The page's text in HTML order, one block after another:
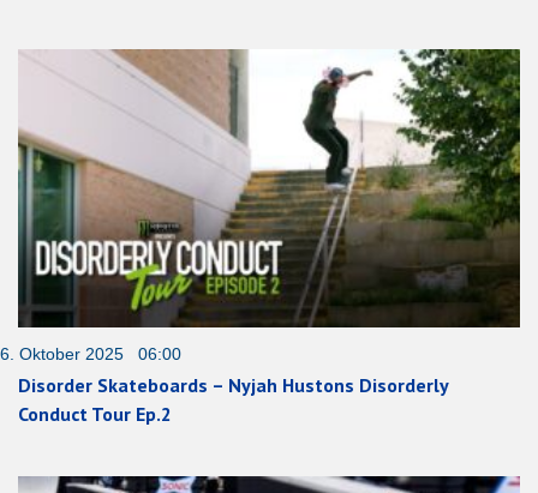
6. Oktober 2025 06:00
Disorder Skateboards – Nyjah Hustons Disorderly
Conduct Tour Ep.2